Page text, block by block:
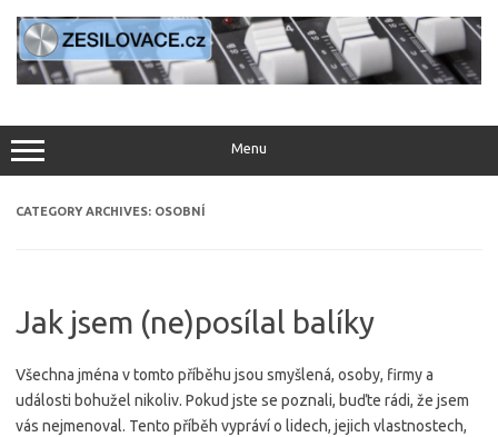
content
Menu
CATEGORY ARCHIVES: OSOBNÍ
Jak jsem (ne)posílal balíky
Všechna jména v tomto příběhu jsou smyšlená, osoby, firmy a
události bohužel nikoliv. Pokud jste se poznali, buďte rádi, že jsem
vás nejmenoval. Tento příběh vypráví o lidech, jejich vlastnostech,